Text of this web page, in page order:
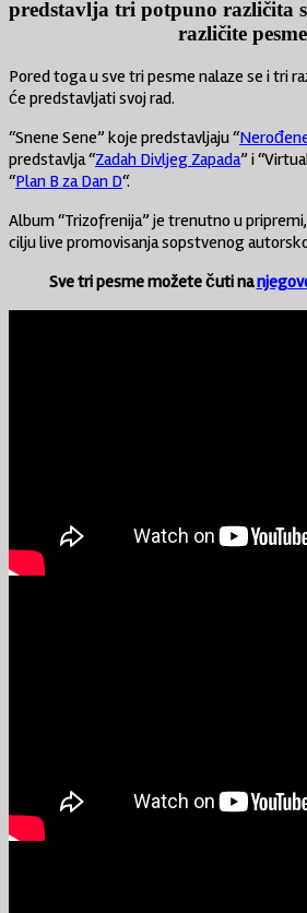
predstavlja tri potpuno različita
različite
Pored toga u sve tri pesme nalaze se i tri
će predstavljati svoj rad.
“Snene Sene” koje predstavljaju “
predstavlja “Zadah Divljeg Zapada” i
“Plan B za Dan D“.
Album “Trizofrenija” je trenutno u
cilju live promovisanja sopstvenog
Sve tri pesme možete čuti na